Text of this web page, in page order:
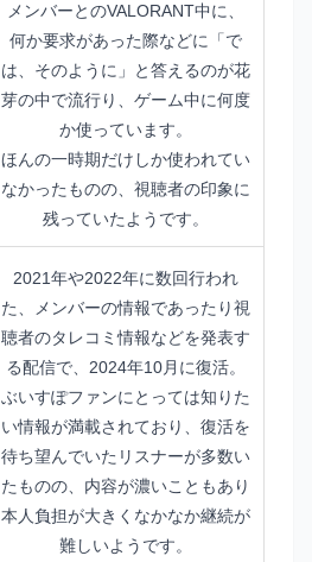
メンバーとのVALORANT中に、
何か要求があった際などに「で
は、そのように」と答えるのが花
芽の中で流行り、ゲーム中に何度
か使っています。
ほんの一時期だけしか使われてい
なかったものの、視聴者の印象に
残っていたようです。
2021年や2022年に数回行われ
た、メンバーの情報であったり視
聴者のタレコミ情報などを発表す
る配信で、2024年10月に復活。
ぶいすぽファンにとっては知りた
い情報が満載されており、復活を
待ち望んでいたリスナーが多数い
たものの、内容が濃いこともあり
本人負担が大きくなかなか継続が
難しいようです。